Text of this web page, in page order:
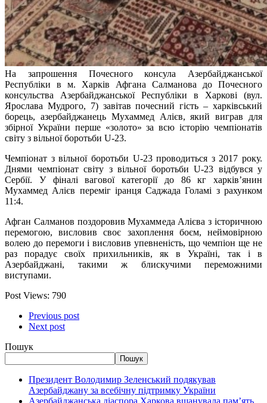
На запрошення Почесного консула Азербайджанської
Республіки в м. Харків Афгана Салманова до Почесного
консульства Азербайджанської Республіки в Харкові (вул.
Ярослава Мудрого, 7) завітав почесний гість – харківський
борець, азербайджанець Мухаммед Алієв, який виграв для
збірної України перше «золото» за всю історію чемпіонатів
світу з вільної боротьби U-23.
Чемпіонат з вільної боротьби U-23 проводиться з 2017 року.
Днями чемпіонат світу з вільної боротьби U-23 відбувся у
Сербії. У фіналі вагової категорії до 86 кг харків’янин
Мухаммед Алієв переміг іранця Саджада Голамі з рахунком
11:4.
Афган Салманов поздоровив Мухаммеда Алієва з історичною
перемогою, висловив своє захоплення боєм, неймовірною
волею до перемоги і висловив упевненість, що чемпіон ще не
раз порадує своїх прихильників, як в Україні, так і в
Азербайджані, такими ж блискучими переможними
виступами.
Post Views: 790
Previous post
Next post
Пошук
Пошук
Президент Володимир Зеленський подякував
Азербайджану за всебічну підтримку України
Азербайджанська діаспора Харкова вшанувала пам’ять